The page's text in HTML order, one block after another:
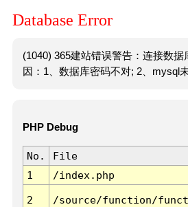
Database Error
(1040) 365建站错误警告：连接数据
因：1、数据库密码不对; 2、mysql未
PHP Debug
No. File
1
/index.php
2 /source/function/